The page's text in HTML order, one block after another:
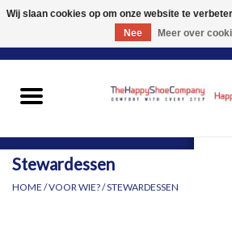
HEREN
Stewardessen
HOME /VOOR WIE?/STEWARDESSEN
Wij slaan cookies op om onze website te
Nee
Meer over